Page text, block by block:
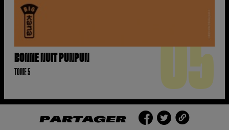
BONNE NUIT PUNPUN
TOME 5 05
PARTAGER